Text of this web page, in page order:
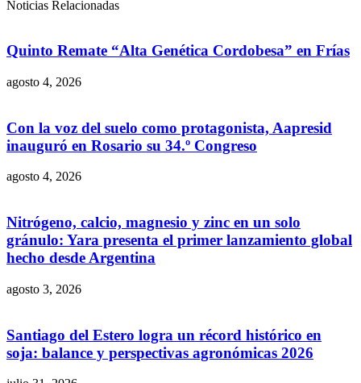
Noticias Relacionadas
Quinto Remate “Alta Genética Cordobesa” en Frías
agosto 4, 2026
Con la voz del suelo como protagonista, Aapresid
inauguró en Rosario su 34.º Congreso
agosto 4, 2026
Nitrógeno, calcio, magnesio y zinc en un solo
gránulo: Yara presenta el primer lanzamiento global
hecho desde Argentina
agosto 3, 2026
Santiago del Estero logra un récord histórico en
soja: balance y perspectivas agronómicas 2026